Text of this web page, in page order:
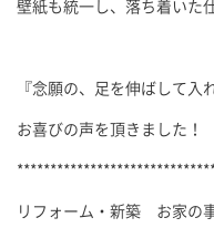
壁紙も統一し、落ち着いた
『念願の、足を伸ばして入
お喜びの声を頂きました！
リフォーム・新築 お家の